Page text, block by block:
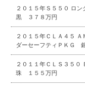
２０１５年Ｓ５５０ ロ
黒 ３７８万円
２０１５年ＣＬＡ４５
ダーセーフティＰＫＧ
２０１１年ＣＬＳ３５
珠 １５５万円